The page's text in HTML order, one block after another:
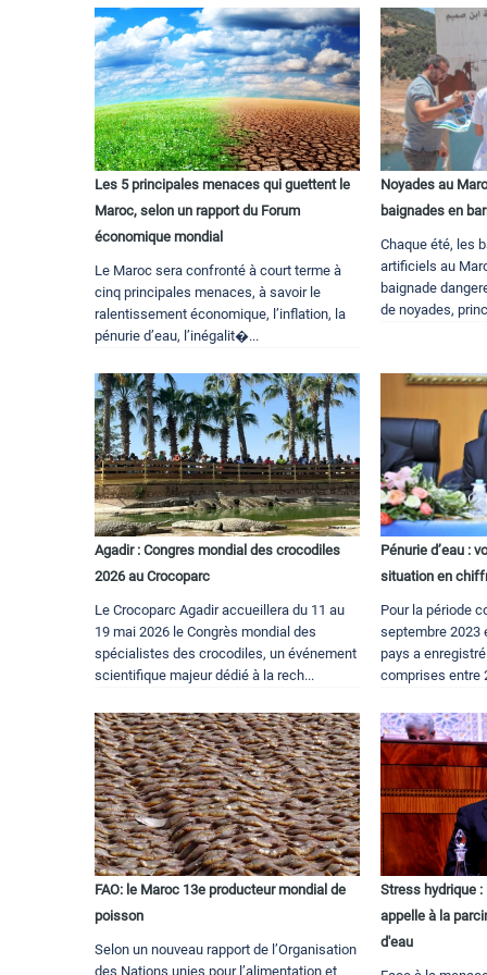
Les 5 principales menaces qui guettent le
Maroc, selon un rapport du Forum
économique mondial
Le Maroc sera confronté à court terme à
cinq principales menaces, à savoir le
ralentissement économique, l’inflation, la
pénurie d’eau, l’inégalit�...
Noyades au
baignades en
Chaque été, les
artificiels au
baignade
de noyades,
Agadir : Congres mondial des crocodiles
2026 au Crocoparc
Le Crocoparc Agadir accueillera du 11 au
19 mai 2026 le Congrès mondial des
spécialistes des crocodiles, un événement
scientifique majeur dédié à la rech...
Pénurie d’eau :
situation en
Pour la période
septembre 2023
pays a
comprises entre
FAO: le Maroc 13e producteur mondial de
poisson
Selon un nouveau rapport de l’Organisation
des Nations unies pour l’alimentation et
Stress hydrique :
appelle à la
d'eau